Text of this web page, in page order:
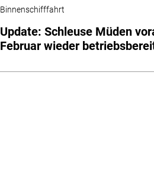
Binnenschifffahrt
Update: Schleuse Müden
Februar wieder